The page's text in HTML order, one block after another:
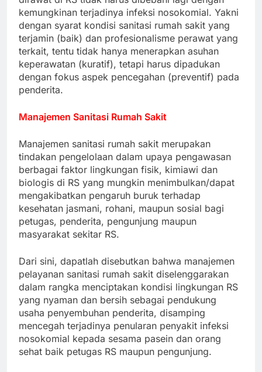
kemungkinan terjadinya infeksi nosokomial. Yakni
dengan syarat kondisi sanitasi rumah sakit yang
terjamin (baik) dan profesionalisme perawat yang
terkait, tentu tidak hanya menerapkan asuhan
keperawatan (kuratif), tetapi harus dipadukan
dengan fokus aspek pencegahan (preventif) pada
penderita.
Manajemen Sanitasi Rumah Sakit
Manajemen sanitasi rumah sakit merupakan
tindakan pengelolaan dalam upaya pengawasan
berbagai faktor lingkungan fisik, kimiawi dan
biologis di RS yang mungkin menimbulkan/dapat
mengakibatkan pengaruh buruk terhadap
kesehatan jasmani, rohani, maupun sosial bagi
petugas, penderita, pengunjung maupun
masyarakat sekitar RS.
Dari sini, dapatlah disebutkan bahwa manajemen
pelayanan sanitasi rumah sakit diselenggarakan
dalam rangka menciptakan kondisi lingkungan RS
yang nyaman dan bersih sebagai pendukung
usaha penyembuhan penderita, disamping
mencegah terjadinya penularan penyakit infeksi
nosokomial kepada sesama pasein dan orang
sehat baik petugas RS maupun pengunjung.